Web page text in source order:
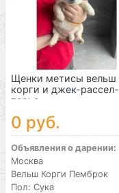
Щенки метисы вельш
корги и джек-рассел-
терье...
0 руб.
Объявления о дарении:
Москва
Вельш Корги Пемброк
Пол: Сука